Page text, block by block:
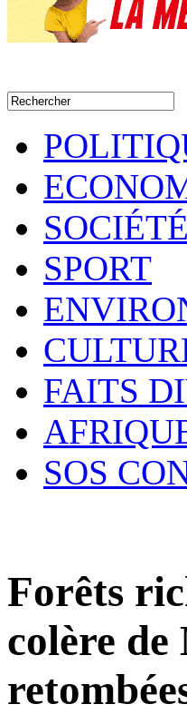
SOCIÉTÉ
SPORT
FAITS
SOS
Forêts
colère